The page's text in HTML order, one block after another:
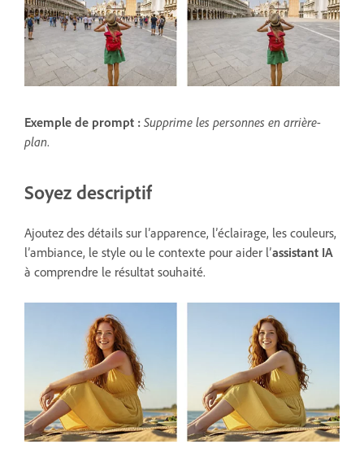
Exemple de prompt : Supprime les personnes en arrière-
plan.
Soyez descriptif
Ajoutez des détails sur l’apparence, l’éclairage, les couleurs,
l’ambiance, le style ou le contexte pour aider l’assistant IA
à comprendre le résultat souhaité.